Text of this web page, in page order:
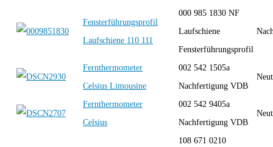
Fensterführungsprofil
Laufschiene 110 111
000 985 1830 NF
Laufschiene
Fensterführungsprofil
Fernthermometer
Celsius Limousine
002 542 1505a
Nachfertigung VDB
Fernthermometer
Celsius
002 542 9405a
Nachfertigung VDB
108 671 0210